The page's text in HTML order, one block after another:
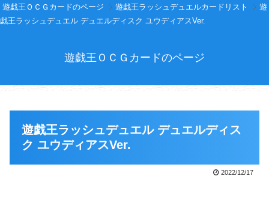
遊戯王ＯＣＧカードのページ 遊戯王ラッシュデュエルカードリスト
遊
戯王ラッシュデュエル デュエルディスク ユウディアスVer.
遊戯王ＯＣＧカードのページ
遊戯王ラッシュデュエル デュエルディス
ク ユウディアスVer.
2022/12/17